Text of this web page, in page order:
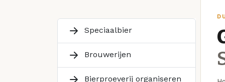
Speciaalbier
Brouwerijen
Bierproeverij organiseren